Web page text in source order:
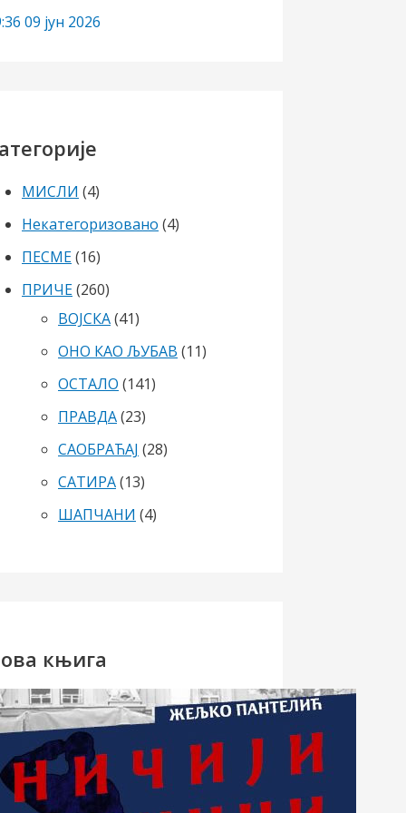
09 јун 2026
МИСЛИ (4)
Некатегоризовано (4)
ПЕСМЕ(16)
ПРИЧЕ(260)
ВОЈСКА(41)
ОНО КАО ЉУБАВ (11)
ОСТАЛО (141)
ПРАВДА(23)
САОБРАЋАЈ (28)
САТИРА(13)
ШАПЧАНИ (4)
књига